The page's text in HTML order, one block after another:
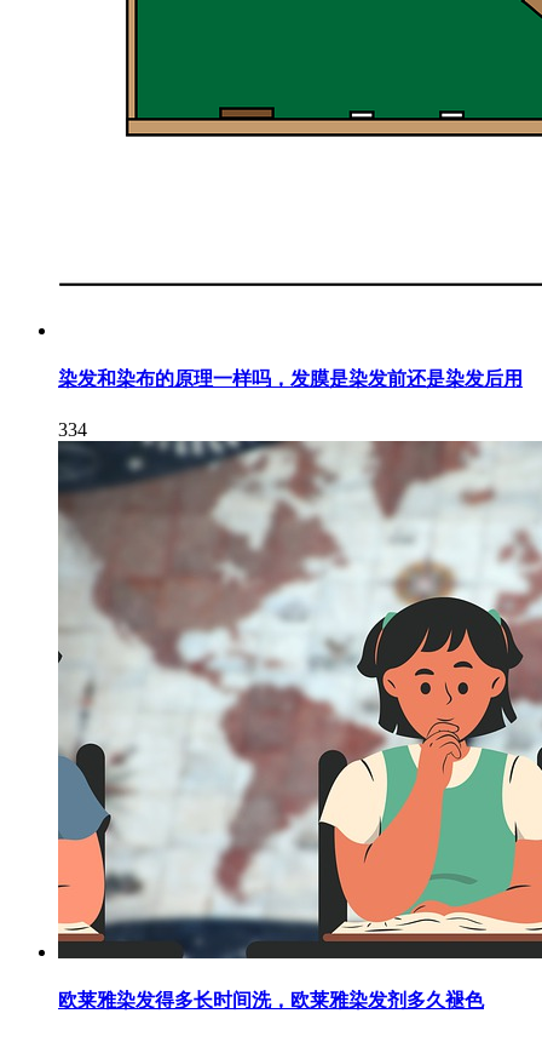
染发和染布的原理一样吗，发膜是染发前还是染发后用
334
欧莱雅染发得多长时间洗，欧莱雅染发剂多久褪色